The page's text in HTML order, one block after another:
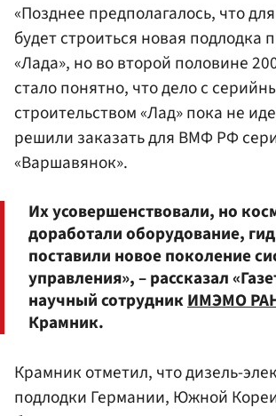
«Позднее предполагалось, что
будет строиться новая подлодка
«Лада», но во второй половине
стало понятно, что дело с
строительством «Лад» пока не
решили заказать для ВМФ РФ
«Варшавянок».
Их усовершенствовали, но
доработали оборудование,
поставили новое поколение
управления», – рассказал
научный сотрудникИМЭМО
Крамник.
Крамник отметил, что дизель-
подлодки Германии, Южной